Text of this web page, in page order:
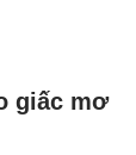
giấc mơ